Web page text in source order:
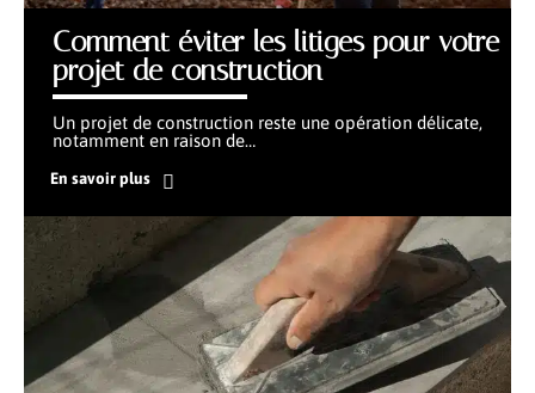
Comment éviter les litiges pour votre
projet de construction
Un projet de construction reste une opération délicate,
notamment en raison de…
En savoir plus